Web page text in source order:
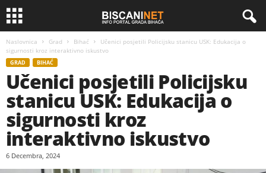
Naslovnica Grad Bihać
Učenici posjetili Policijsku stanicu USK: Edukacija o
sigurnosti kroz interaktivno iskustvo
GRAD BIHAĆ
Učenici posjetili Policijsku
stanicu USK: Edukacija o
sigurnosti kroz
interaktivno iskustvo
6 Decembra, 2024